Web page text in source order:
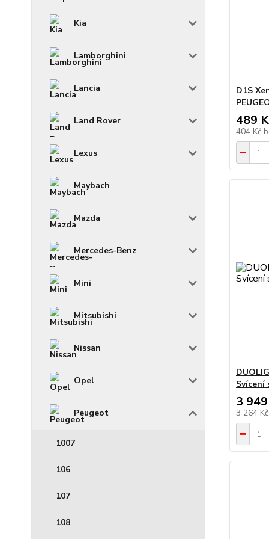
Kia
Lamborghini
Lancia
Land Rover
Lexus
Maybach
Mazda
Mercedes-Benz
Mini
Mitsubishi
Nissan
Opel
Peugeot
1007
106
107
108
D1S
489
404 Kč
Svícení
3
3 264